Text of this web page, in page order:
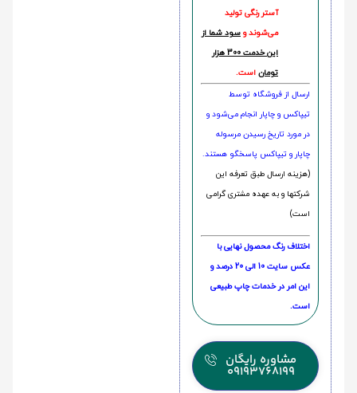
آستر رنگی تولید
می‌شوند و سود شما از
این خدمت 300 هزار
تومان است.
ارسال از فروشگاه توسط
تیپاکس و چاپار انجام می‌شود و
در مورد تاریخ رسیدن مرسوله
چاپار و تیپاکس پاسخگو هستند.
(هزینه ارسال طبق تعرفه این
شرکتها و به عهده مشتری گرامی
است)
اختلاف رنگ محصول نهایی با
عکس سایت 10 الی 20 درصد و
این امر در خدمات چاپ طبیعی
است.
مشاوره رایگان
09193768199